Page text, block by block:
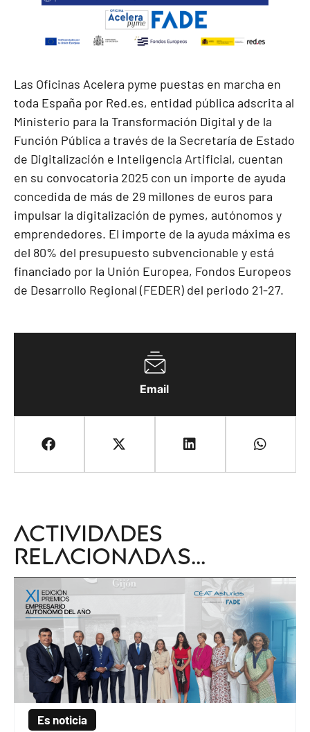
Email
Las Oficinas Acelera pyme puestas en marcha en
toda España por Red.es, entidad pública adscrita al
Ministerio para la Transformación Digital y de la
Función Pública a través de la Secretaría de Estado
de Digitalización e Inteligencia Artificial, cuentan
en su convocatoria 2025 con un importe de ayuda
concedida de más de 29 millones de euros para
impulsar la digitalización de pymes, autónomos y
emprendedores. El importe de la ayuda máxima es
del 80% del presupuesto subvencionable y está
financiado por la Unión Europea, Fondos Europeos
de Desarrollo Regional (FEDER) del periodo 21-27.
Actividades
relacionadas...
Es noticia